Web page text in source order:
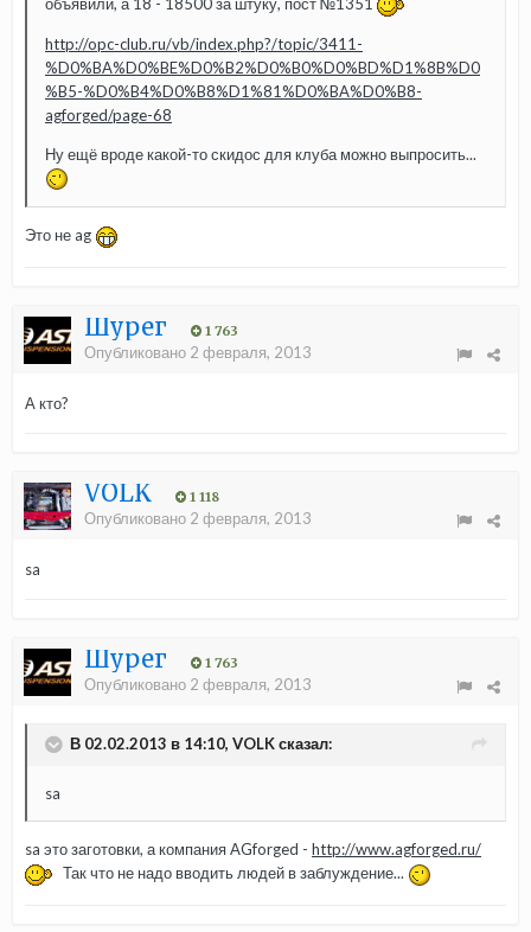
http://opc-club.ru/vb/index.php?/topic/3411-
%D0%BA%D0%BE%D0%B2%D0%B0%D0%BD%D1%8B%D0
%B5-%D0%B4%D0%B8%D1%81%D0%BA%D0%B8-
agforged/page-68
Ну ещё вроде какой-то скидос для клуба можно выпросить...
Это не ag
Шурег 1 763
Опубликовано 2 февраля, 2013
А кто?
VOLK 1 118
Опубликовано 2 февраля, 2013
sa
Шурег 1 763
Опубликовано 2 февраля, 2013
В 02.02.2013 в 14:10, VOLK сказал:
sa
sa это заготовки, а компания AGforged - http://www.agforged.ru/
Так что не надо вводить людей в заблуждение...